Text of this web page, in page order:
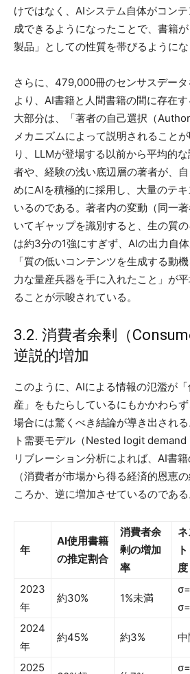
けではなく、AIシステム自体がコン
成できるようになったことで、書籍
製品」としての性質を帯びるようにな
さらに、479,000冊のセンサスデー
より、AI書籍と人間書籍の間に存在
大部分は、「著者の自己選択（
メカニズムによって説明されること
り、LLMが登場する以前から平均的
者や、経験の浅い底辺層の著者が、
めにAIを積極的に採用し、大量のテ
いるのである。著者内の変動（同一
いてギャップを識別すると、生の質
は約3分の1強にすぎず、AIの出力自体
「質の低いコンテンツを生成する動
力な量産兵器を手に入れたこと」が
ることが示唆されている。
3.2. 消費者余剰（
逆説的増加
このように、AIによる情報の氾濫が
産」をもたらしているにもかかわら
場合には驚くべき結論が導き出され
ト需要モデル（Nested logit
リブレーション分析によれば、AI書
（消費者が市場から得る経済的恩恵
ころか、逆に増加させているのである
年
AI使用書籍
の推定割合
消費者余
剰の増加
率
ネ
度
2023
年
約30% 1%未満
2024
年
約45% 約3%
2025